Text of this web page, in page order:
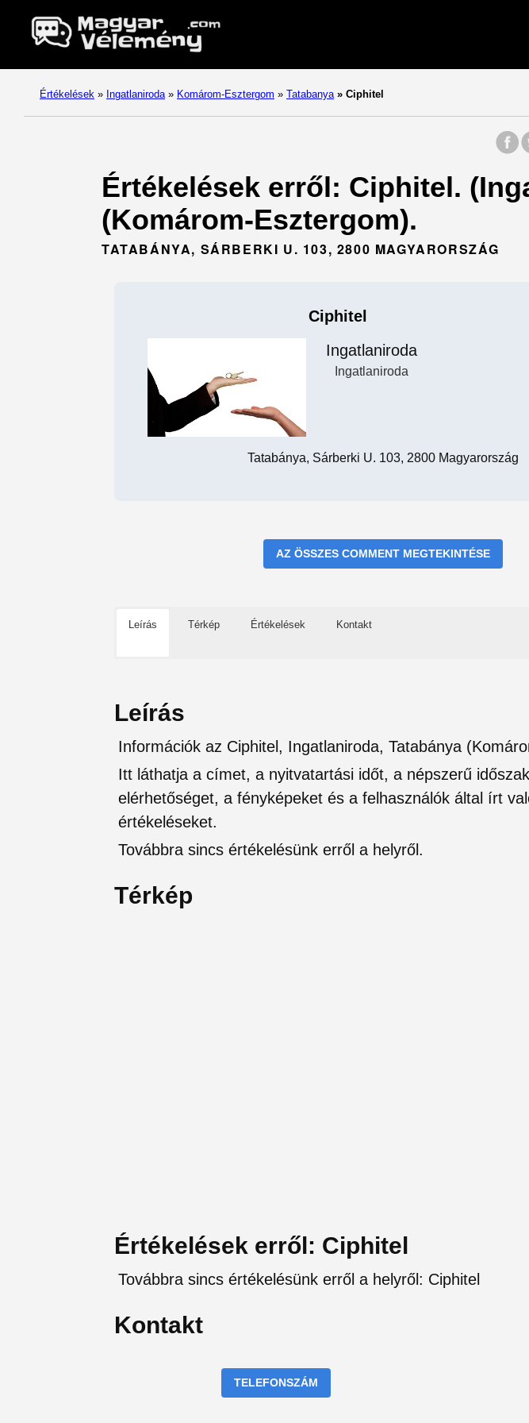
Értékelések » Ingatlaniroda » Komárom-Esztergom » Tatabanya » Ciphitel
Értékelések erről: Ciphitel.
(Komárom-Esztergom).
TATABÁNYA, SÁRBERKI U. 103, 2800 MAGYARORSZÁG
Ciphitel
Ingatlaniroda
Ingatlaniroda
Tatabánya, Sárberki U. 103, 2800 Magyarország
AZ ÖSSZES COMMENT MEGTEKINTÉSE
Leírás Térkép Értékelések Kontakt
Leírás
Információk az Ciphitel, Ingatlaniroda, Tatabánya
Itt láthatja a címet, a nyitvatartási időt, a népszerű
elérhetőséget, a fényképeket és a felhasználók által írt
értékeléseket.
Továbbra sincs értékelésünk erről a helyről.
Térkép
Értékelések erről: Ciphitel
Továbbra sincs értékelésünk erről a helyről: Ciphitel
Kontakt
TELEFONSZÁM